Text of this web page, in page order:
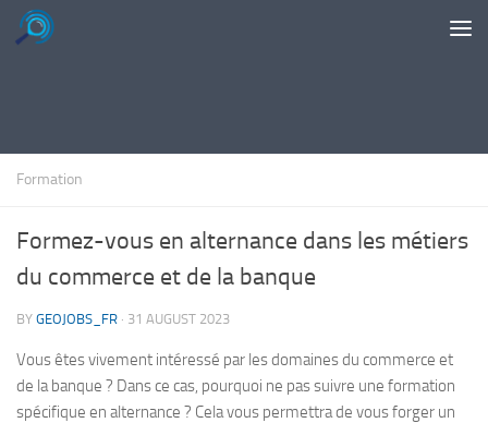
Skip to content
Formation
Formez-vous en alternance dans les métiers
du commerce et de la banque
BY GEOJOBS_FR · 31 AUGUST 2023
Vous êtes vivement intéressé par les domaines du commerce et
de la banque ? Dans ce cas, pourquoi ne pas suivre une formation
spécifique en alternance ? Cela vous permettra de vous forger un